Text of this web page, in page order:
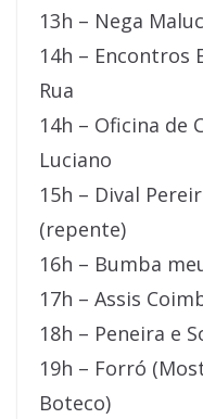
13h – Nega
14h – Encontros
Rua
14h – Oficina de
Luciano
15h – Dival
(repente)
16h – Bumba
17h – Assis
18h – Peneira e
19h – Forró
Boteco)